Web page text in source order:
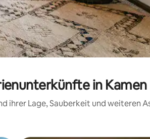
in Kamen
ihrer Lage, Sauberkeit und weiteren